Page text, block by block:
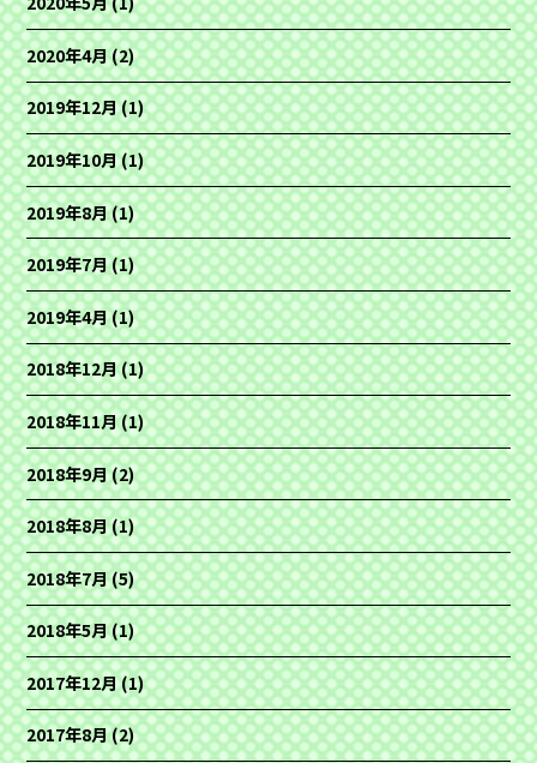
2020年4月(2)
2019年12月(1)
2019年10月(1)
2019年8月(1)
2019年7月(1)
2019年4月(1)
2018年12月(1)
2018年11月(1)
2018年9月(2)
2018年8月(1)
2018年7月(5)
2018年5月(1)
2017年12月(1)
2017年8月(2)